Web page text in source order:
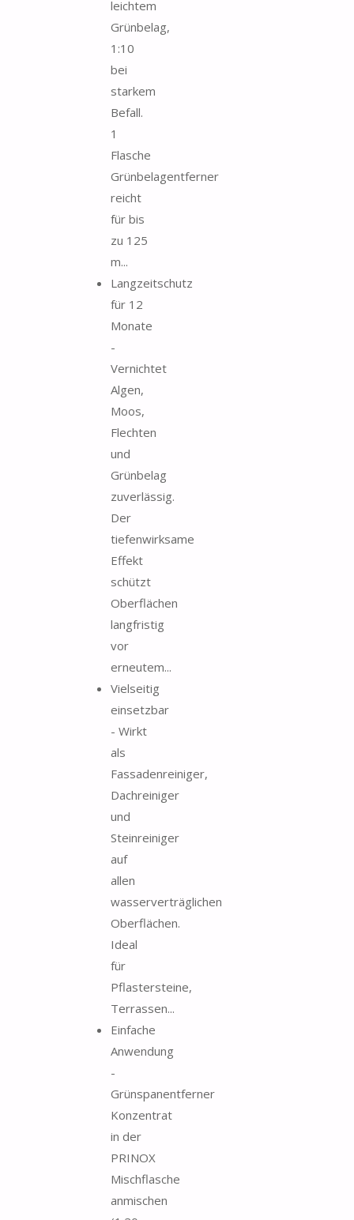
leichtem
Grünbelag,
1:10
bei
starkem
Befall.
1
Flasche
Grünbelagentferner
reicht
für bis
zu 125
m...
Langzeitschutz
für 12
Monate
-
Vernichtet
Algen,
Moos,
Flechten
und
Grünbelag
zuverlässig.
Der
tiefenwirksame
Effekt
schützt
Oberflächen
langfristig
vor
erneutem...
Vielseitig
einsetzbar
- Wirkt
als
Fassadenreiniger,
Dachreiniger
und
Steinreiniger
auf
allen
wasserverträglichen
Oberflächen.
Ideal
für
Pflastersteine,
Terrassen...
Einfache
Anwendung
-
Grünspanentferner
Konzentrat
in der
PRINOX
Mischflasche
anmischen